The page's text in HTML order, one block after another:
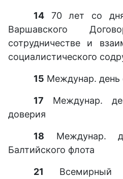
14 70 лет со
Варшавского
сотрудничестве и
социалистического
15 Междунар. день
17 Междунар.
доверия
18 Междунар.
Балтийского флота
21 Всемирный